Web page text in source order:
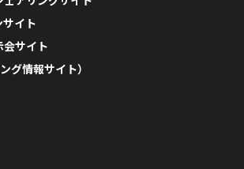
イト
会サイト
グ情報サイト）